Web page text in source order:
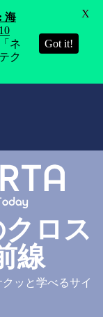
ロス
線
ッと学べるサイ
海
ネ
ク
Got it!
X